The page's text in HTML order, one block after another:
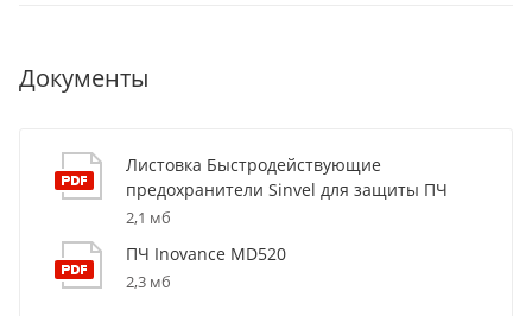
Документы
Листовка Быстродействующие
предохранители Sinvel для защиты ПЧ
2,1 мб
ПЧ Inovance MD520
2,3 мб